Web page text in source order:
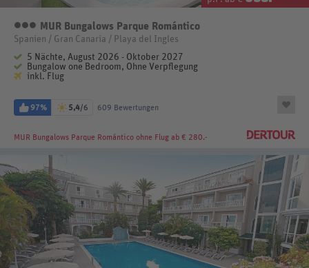
3 Sterne
MUR Bungalows Parque Romántico
Spanien / Gran Canaria / Playa del Ingles
5 Nächte, August 2026 - Oktober 2027
Bungalow one Bedroom, Ohne Verpflegung
inkl. Flug
97% 5,4/6 609 Bewertungen
MUR Bungalows Parque Romántico ohne Flug ab € 280.-